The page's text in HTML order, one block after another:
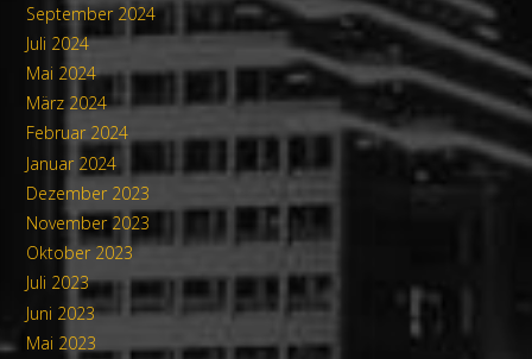
September 2024
Juli 2024
Mai 2024
März 2024
Februar 2024
Januar 2024
Dezember 2023
November 2023
Oktober 2023
Juli 2023
Juni 2023
Mai 2023